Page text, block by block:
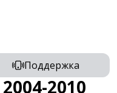
Поддержка
2010